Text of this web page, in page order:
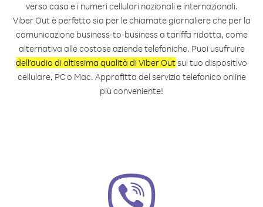
verso casa e i numeri cellulari nazionali e internazionali.
Viber Out è perfetto sia per le chiamate giornaliere che per la
comunicazione business-to-business a tariffa ridotta, come
alternativa alle costose aziende telefoniche. Puoi usufruire
dell’audio di altissima qualità di Viber Outsul tuo dispositivo
cellulare, PC o Mac. Approfitta del servizio telefonico online
più conveniente!